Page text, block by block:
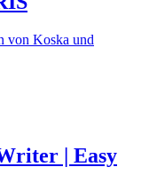
von Koska und
| Easy